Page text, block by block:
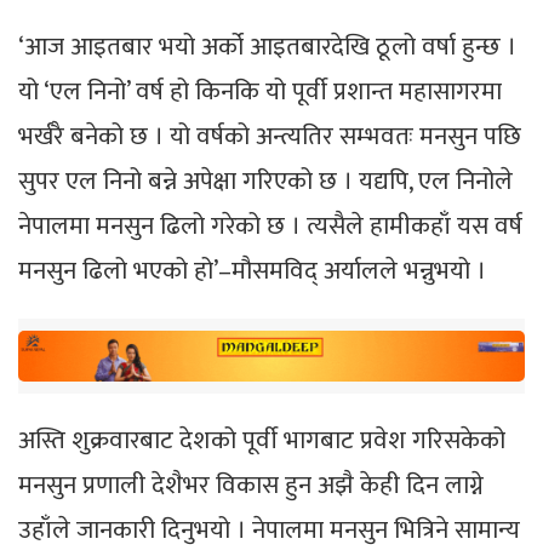
‘आज आइतबार भयो अर्को आइतबारदेखि ठूलो वर्षा हुन्छ ।
यो ‘एल निनो’ वर्ष हो किनकि यो पूर्वी प्रशान्त महासागरमा
भर्खरै बनेको छ । यो वर्षको अन्त्यतिर सम्भवतः मनसुन पछि
सुपर एल निनो बन्ने अपेक्षा गरिएको छ । यद्यपि, एल निनोले
नेपालमा मनसुन ढिलो गरेको छ । त्यसैले हामीकहाँ यस वर्ष
मनसुन ढिलो भएको हो’–मौसमविद् अर्यालले भन्नुभयो ।
अस्ति शुक्रवारबाट देशको पूर्वी भागबाट प्रवेश गरिसकेको
मनसुन प्रणाली देशैभर विकास हुन अझै केही दिन लाग्ने
उहाँले जानकारी दिनुभयो । नेपालमा मनसुन भित्रिने सामान्य